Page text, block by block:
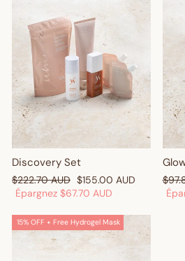
Discovery Set
Prix
régulier
$222.70 AUD Prix
réduit
$155.00 AUD
Épargnez $67.70 AUD
Prix
15% OFF + Free Hydrogel Mask